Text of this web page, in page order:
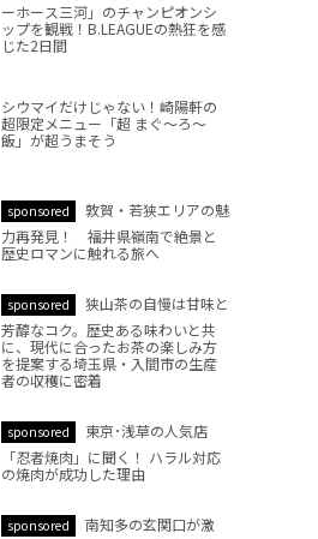
ーホース三河」のチャンピオンシ
ップを観戦！B.LEAGUEの熱狂を感
じた2日間
シウマイだけじゃない！崎陽軒の
超限定メニュー「超 まぐ～ろ～
飯」が超うまそう
sponsored
敦賀・若狭エリアの魅
力再発見！ 福井県嶺南で絶景と
歴史ロマンに触れる旅へ
sponsored
狭山茶の自慢は甘味と
芳醇なコク。歴史ある味わいと共
に、現代に合ったお茶の楽しみ方
を提案する埼玉県・入間市の生産
者の収穫に密着
sponsored
東京･浅草の人気店
「忍者焼肉」に聞く！ ハラル対応
の焼肉が成功した理由
sponsored
南知多の玄関口が激